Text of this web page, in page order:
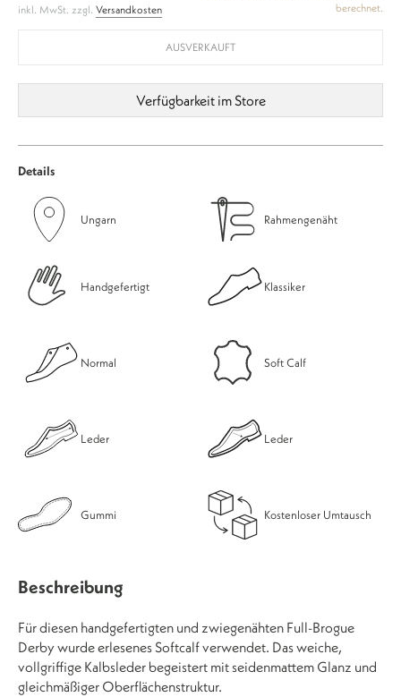
AUSVERKAUFT
inkl. MwSt. zzgl. Versandkosten
berechnet.
Verfügbarkeit im Store
Details
Ungarn Rahmengenäht
Handgefertigt Klassiker
Normal Soft Calf
Leder Leder
Gummi Kostenloser Umtausch
Beschreibung
Für diesen handgefertigten und zwiegenähten Full-Brogue
Derby wurde erlesenes Softcalf verwendet. Das weiche,
vollgriffige Kalbsleder begeistert mit seidenmattem Glanz und
gleichmäßiger Oberflächenstruktur.